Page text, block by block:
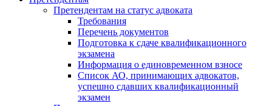
Претендентам на статус адвоката
Требования
Перечень документов
Подготовка к сдаче квалификационного
экзамена
Информация о единовременном взносе
Список АО, принимающих адвокатов,
успешно сдавших квалификационный
экзамен